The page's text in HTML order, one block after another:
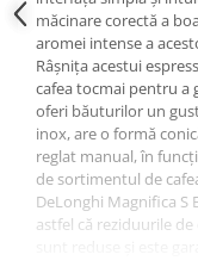
măcinare corectă a
aromei intense a
Râșnița acestui
cafea tocmai pentru a
oferi băuturilor un
inox, are o formă
reglat manual, în
de sortimentul de
DeLonghi Magnifica S
astfel că reziduurile